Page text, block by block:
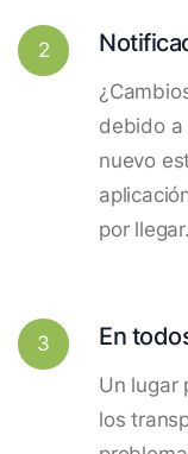
2
debido a
nuevo
por llegar.
3 En
Un lugar
los